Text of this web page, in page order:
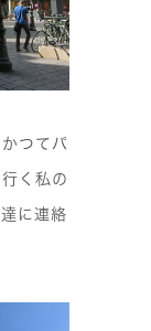
つてパ
く私の
に連絡